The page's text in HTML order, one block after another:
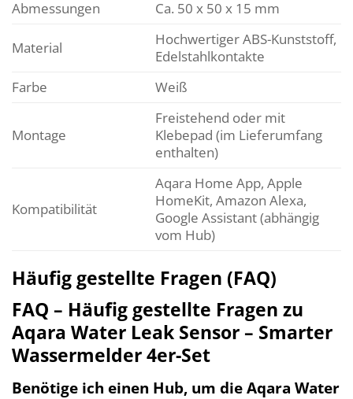
Abmessungen Ca. 50 x 50 x 15 mm
Material
Hochwertiger ABS-Kunststoff,
Edelstahlkontakte
Farbe
Weiß
Montage
Freistehend oder mit
Klebepad (im Lieferumfang
enthalten)
Kompatibilität
Aqara Home App, Apple
HomeKit, Amazon Alexa,
Google Assistant (abhängig
vom Hub)
Häufig gestellte Fragen (FAQ)
FAQ – Häufig gestellte Fragen zu
Aqara Water Leak Sensor – Smarter
Wassermelder 4er-Set
Benötige ich einen Hub, um die Aqara Water